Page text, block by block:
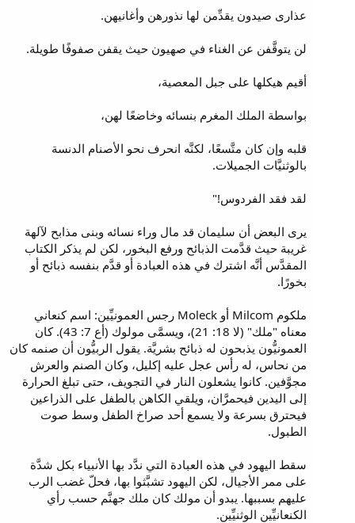
عذارى صيدون يقدِّمن لها نذورهن وأغانيهن.
لن يتوقَّفن عن الغناء في صهيون حيث يقفن صفوفًا طويلة.
أقيم هيكلها على جبل المعصية،
بواسطة الملك المغرم بنسائه وخاضعًا لهن،
قلبه وإن كان متَّسعًا، لكنَّه انحرف نحو الأصنام الدنسة
بالوثنيَّات الجميلات.
لقد فقد الفردوس!"
يرى البعض أن سليمان قد مال وراء نسائه وبنى مذابح لآلهة
غريبة حيث قدَّمت الذبائح ورفع البخور، لكن لم يذكر الكتاب
المقدَّس أنَّه اشترك في هذه العبادة أو قدَّم بنفسه ذبائح أو
بخورًا.
ملكوم Milcom أو Moleck رجس العمونيِّين: اسم كنعاني
معناه "ملك" (لا 18: 21)، ويسمَّى مولوك (أع 7: 43). كان
العمونيُّون يذبحون له ذبائح بشريَّة. يقول الربيُّون أن صنمه كان
من نحاس، له رأس عجل عليه إكليل، وكان الصنم والعرش
مجوَّفين. كانوا يشعلون النار في التجويف، حتى تبلغ الحرارة
إلى اليدين فيحمرَّان، ويلقي الكاهن بالطفل على الذراعين
فيحترق بسرعة ولا يسمع أحد صراخ الطفل وسط صوت
الطبول.
سقط اليهود في هذه العبادة التي ندَّد بها الأنبياء بكل شدَّة
على ممر الأجيال، لكن اليهود تشبَّثوا بها، فحلّ غضب الرب
عليهم بسببها. يبدو أن مولك كان ملك جهنَّم حسب رأي
الكنعانيِّين الوثنيِّين.